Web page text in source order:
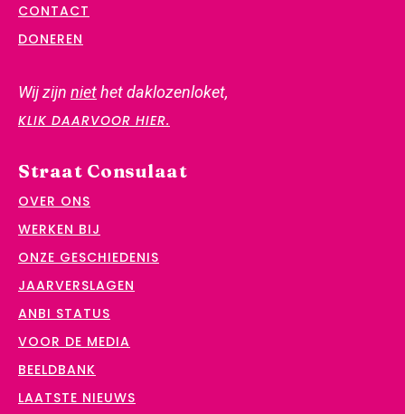
CONTACT
DONEREN
Wij zijn niethet daklozenloket,
KLIK DAARVOOR HIER.
Straat Consulaat
OVER ONS
WERKEN BIJ
ONZE GESCHIEDENIS
JAARVERSLAGEN
ANBI STATUS
VOOR DE MEDIA
BEELDBANK
LAATSTE NIEUWS